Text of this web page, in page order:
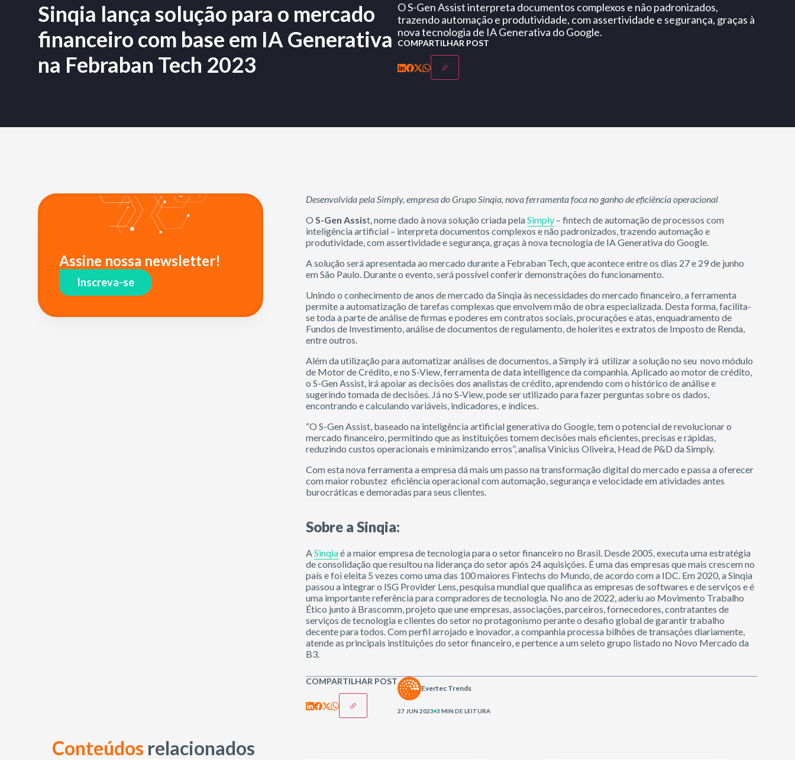
Sinqia lança solução para o mercado
financeiro com base em IA Generativa
na Febraban Tech 2023
O S-Gen Assist interpreta documentos complexos e não padronizados,
trazendo automação e produtividade, com assertividade e segurança, graças à
nova tecnologia de IA Generativa do Google.
COMPARTILHAR POST
Assine nossa newsletter!
Inscreva-se
Desenvolvida pela Simply, empresa do Grupo Sinqia, nova ferramenta foca no ganho de eficiência operacional
OS-Gen Assist, nome dado à nova solução criada pelaSimply – fintech de automação de processos com
inteligência artificial – interpreta documentos complexos e não padronizados, trazendo automação e
produtividade, com assertividade e segurança, graças à nova tecnologia de IA Generativa do Google.
A solução será apresentada ao mercado durante a Febraban Tech, que acontece entre os dias 27 e 29 de junho
em São Paulo. Durante o evento, será possível conferir demonstrações do funcionamento.
Unindo o conhecimento de anos de mercado da Sinqia às necessidades do mercado financeiro, a ferramenta
permite a automatização de tarefas complexas que envolvem mão de obra especializada. Desta forma, facilita-
se toda a parte de análise de firmas e poderes em contratos sociais, procurações e atas, enquadramento de
Fundos de Investimento, análise de documentos de regulamento, de holerites e extratos de Imposto de Renda,
entre outros.
Além da utilização para automatizar análises de documentos, a Simply irá utilizar a solução no seu novo módulo
de Motor de Crédito, e no S-View, ferramenta de data intelligence da companhia. Aplicado ao motor de crédito,
o S-Gen Assist, irá apoiar as decisões dos analistas de crédito, aprendendo com o histórico de análise e
sugerindo tomada de decisões. Já no S-View, pode ser utilizado para fazer perguntas sobre os dados,
encontrando e calculando variáveis, indicadores, e índices.
“O S-Gen Assist, baseado na inteligência artificial generativa do Google, tem o potencial de revolucionar o
mercado financeiro, permitindo que as instituições tomem decisões mais eficientes, precisas e rápidas,
reduzindo custos operacionais e minimizando erros”, analisa Vinicius Oliveira, Head de P&D da Simply.
Com esta nova ferramenta a empresa dá mais um passo na transformação digital do mercado e passa a oferecer
com maior robustez eficiência operacional com automação, segurança e velocidade em atividades antes
burocráticas e demoradas para seus clientes.
Sobre a Sinqia:
ASinqiaé a maior empresa de tecnologia para o setor financeiro no Brasil. Desde 2005, executa uma estratégia
de consolidação que resultou na liderança do setor após 24 aquisições. É uma das empresas que mais crescem no
país e foi eleita 5 vezes como uma das 100 maiores Fintechs do Mundo, de acordo com a IDC. Em 2020, a Sinqia
passou a integrar o ISG Provider Lens, pesquisa mundial que qualifica as empresas de softwares e de serviços e é
uma importante referência para compradores de tecnologia. No ano de 2022, aderiu ao Movimento Trabalho
Ético junto à Brascomm, projeto que une empresas, associações, parceiros, fornecedores, contratantes de
serviços de tecnologia e clientes do setor no protagonismo perante o desafio global de garantir trabalho
decente para todos. Com perfil arrojado e inovador, a companhia processa bilhões de transações diariamente,
atende as principais instituições do setor financeiro, e pertence a um seleto grupo listado no Novo Mercado da
B3.
COMPARTILHAR POST
Evertec Trends
27 JUN 2023 3 MIN DE LEITURA
Conteúdos relacionados